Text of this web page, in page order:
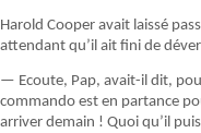
Harold Cooper avait laissé
attendant qu’il ait fini de
— Ecoute, Pap, avait-il dit,
commando est en partance
arriver demain ! Quoi qu’il